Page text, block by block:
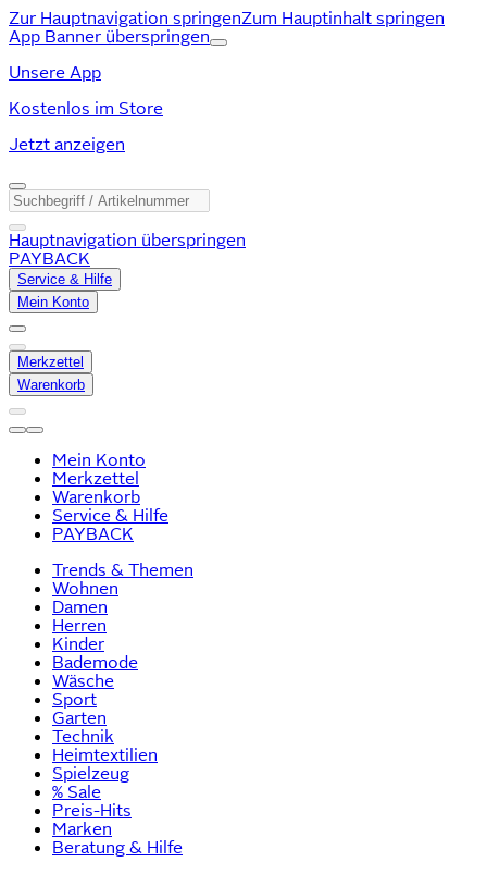
Zur Hauptnavigation springenZum Hauptinhalt springen
App Banner überspringen
Unsere App
Kostenlos im Store
Jetzt anzeigen
Hauptnavigation überspringen
PAYBACK
Service & Hilfe
Mein Konto
Merkzettel
Warenkorb
Mein Konto
Merkzettel
Warenkorb
Service & Hilfe
PAYBACK
Trends & Themen
Wohnen
Damen
Herren
Kinder
Bademode
Wäsche
Sport
Garten
Technik
Heimtextilien
Spielzeug
% Sale
Preis-Hits
Marken
Beratung & Hilfe